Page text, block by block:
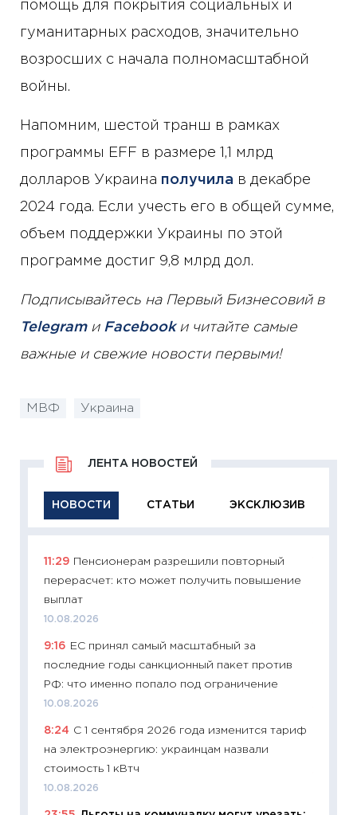
помощь для покрытия социальных и
гуманитарных расходов, значительно
возросших с начала полномасштабной
войны.
Напомним, шестой транш в рамках
программы EFF в размере 1,1 млрд
долларов Украина получила в декабре
2024 года. Если учесть его в общей сумме,
объем поддержки Украины по этой
программе достиг 9,8 млрд дол.
Подписывайтесь на Первый Бизнесовий в
Telegramи Facebookи читайте самые
важные и свежие новости первыми!
МВФ Украина
НОВОСТИ СТАТЬИ ЭКСКЛЮЗИВ
ЛЕНТА НОВОСТЕЙ
11:29
Пенсионерам разрешили повторный
перерасчет: кто может получить повышение
выплат
10.08.2026
9:16
ЕС принял самый масштабный за
последние годы санкционный пакет против
РФ: что именно попало под ограничение
10.08.2026
8:24 С 1 сентября 2026 года изменится тариф
на электроэнергию: украинцам назвали
стоимость 1 кВтч
10.08.2026